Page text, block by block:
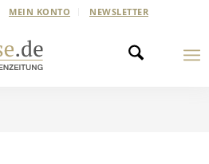
MEIN KONTO NEWSLETTER